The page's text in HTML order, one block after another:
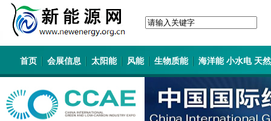
首页 会展信息 太阳能 风能 生物质能 海洋能 小水电 天